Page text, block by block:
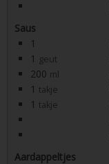
Saus
1
1 geut
200 ml
1 takje
1 takje
Aardappeltjes